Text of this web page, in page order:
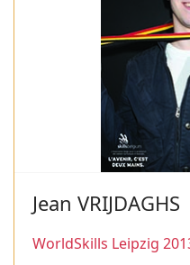
Jean VRIJDAGHS
WorldSkills Leipzig